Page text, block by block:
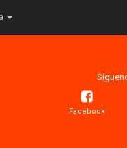
Facebook